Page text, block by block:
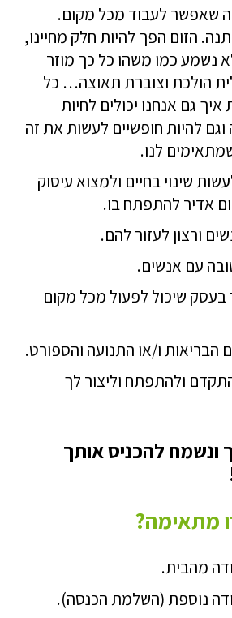
שאפשר לעבוד מכל מקום.
הזום הפך להיות חלק מחיינו,
נשמע כמו משהו כל כך מוזר
הולכת וצוברת תאוצה… כל
גם אנחנו יכולים לחיות
להיות חופשיים לעשות את זה
לנו.
שינוי בחיים ולמצוא עיסוק
אדיר להתפתח בו.
ורצון לעזור להם.
עם אנשים.
בעסק שיכול לפעול מכל מקום
הבריאות ו/או התנועה והספורט.
ולהתפתח וליצור לך
ונשמח להכניס אותך
מתאימה?
מהבית.
נוספת (השלמת הכנסה).